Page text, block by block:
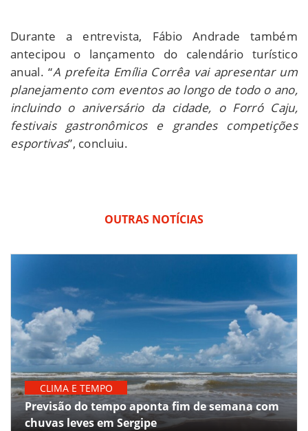
Durante a entrevista, Fábio Andrade também
antecipou o lançamento do calendário turístico
anual. “A prefeita Emília Corrêa vai apresentar um
planejamento com eventos ao longo de todo o ano,
incluindo o aniversário da cidade, o Forró Caju,
festivais gastronômicos e grandes competições
esportivas”, concluiu.
OUTRAS NOTÍCIAS
CLIMA E TEMPO
Previsão do tempo aponta fim de semana com
chuvas leves em Sergipe